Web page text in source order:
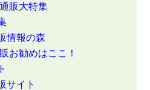
販大特集
情報の森
お勧めはここ！
サイト